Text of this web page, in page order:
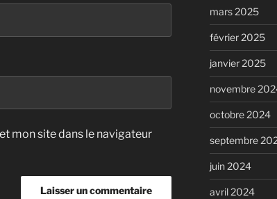
mon site dans le navigateur
mars 2025
février 2025
janvier 2025
novembre
octobre 2024
septembre
juin 2024
avril 2024